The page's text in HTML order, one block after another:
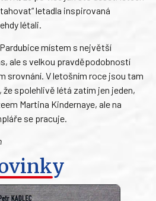
letadla inspirovaná
létali.
místem s největší
ale s velkou pravděpodobností
srovnání. V letošním roce jsou tam
spolehlivě létá zatím jen jeden,
Martina Kindernaye, ale na
se pracuje.